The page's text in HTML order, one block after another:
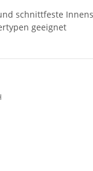
schnittfeste
geeignet